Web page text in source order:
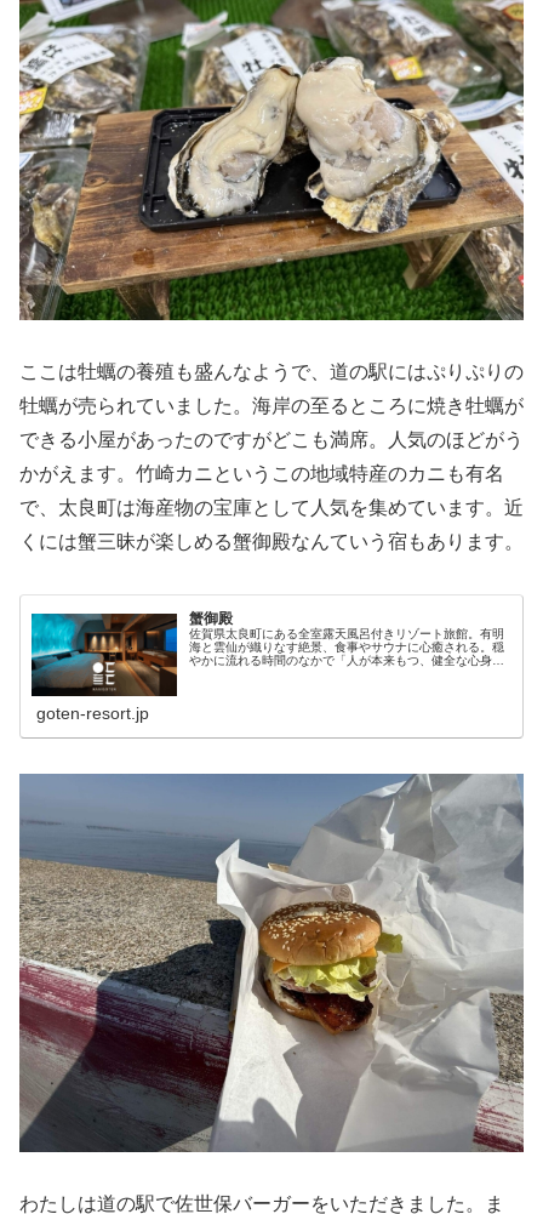
ここは牡蠣の養殖も盛んなようで、道の駅にはぷりぷりの
牡蠣が売られていました。海岸の至るところに焼き牡蠣が
できる小屋があったのですがどこも満席。人気のほどがう
かがえます。竹崎カニというこの地域特産のカニも有名
で、太良町は海産物の宝庫として人気を集めています。近
くには蟹三昧が楽しめる蟹御殿なんていう宿もあります。
蟹御殿
佐賀県太良町にある全室露天風呂付きリゾート旅館。有明
海と雲仙が織りなす絶景、食事やサウナに心癒される。穏
やかに流れる時間のなかで「人が本来もつ、健全な心身を
goten-resort.jp
わたしは道の駅で佐世保バーガーをいただきました。ま